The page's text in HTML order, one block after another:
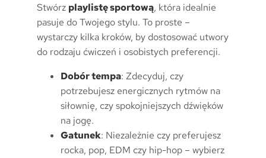
Stwórz playlistę sportową, która idealnie
pasuje do Twojego stylu. To proste –
wystarczy kilka kroków, by dostosować utwory
do rodzaju ćwiczeń i osobistych preferencji.
Dobór tempa: Zdecyduj, czy
potrzebujesz energicznych rytmów na
siłownię, czy spokojniejszych dźwięków
na jogę.
Gatunek: Niezależnie czy preferujesz
rocka, pop, EDM czy hip-hop – wybierz